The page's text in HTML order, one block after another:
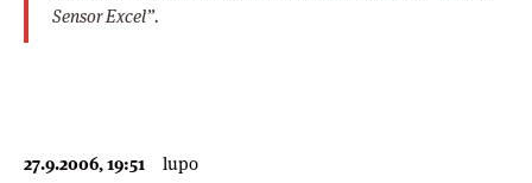
Sensor Excel”.
27.9.2006, 19:51 lupo